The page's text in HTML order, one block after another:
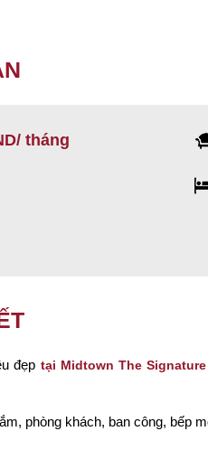
tháng
đẹp tại Midtown The Signature
phòng khách, ban công, bếp